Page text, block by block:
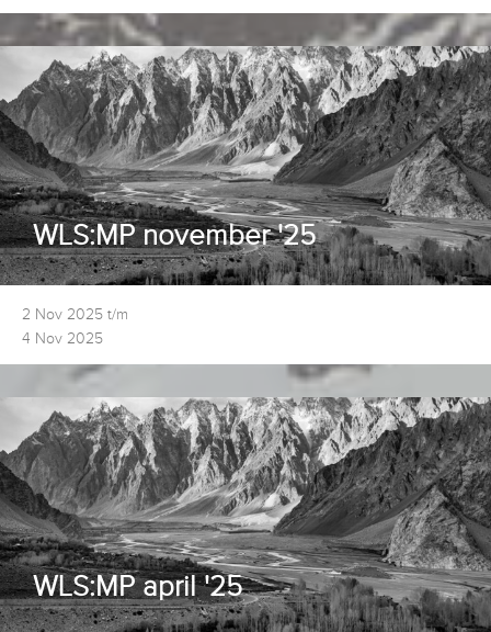
WLS:MP november '25
2 Nov 2025 t/m
4 Nov 2025
WLS:MP april '25